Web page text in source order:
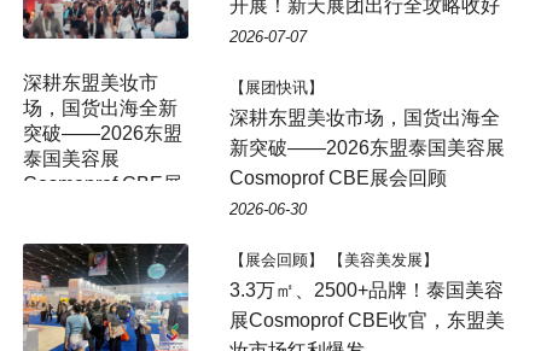
开展！新天展团出行全攻略收好
2026-07-07
深耕东盟美妆市
场，国货出海全新
突破——2026东盟
泰国美容展
Cosmoprof CBE展
【展团快讯】
深耕东盟美妆市场，国货出海全
新突破——2026东盟泰国美容展
Cosmoprof CBE展会回顾
2026-06-30
【展会回顾】 【美容美发展】
3.3万㎡、2500+品牌！泰国美容
展Cosmoprof CBE收官，东盟美